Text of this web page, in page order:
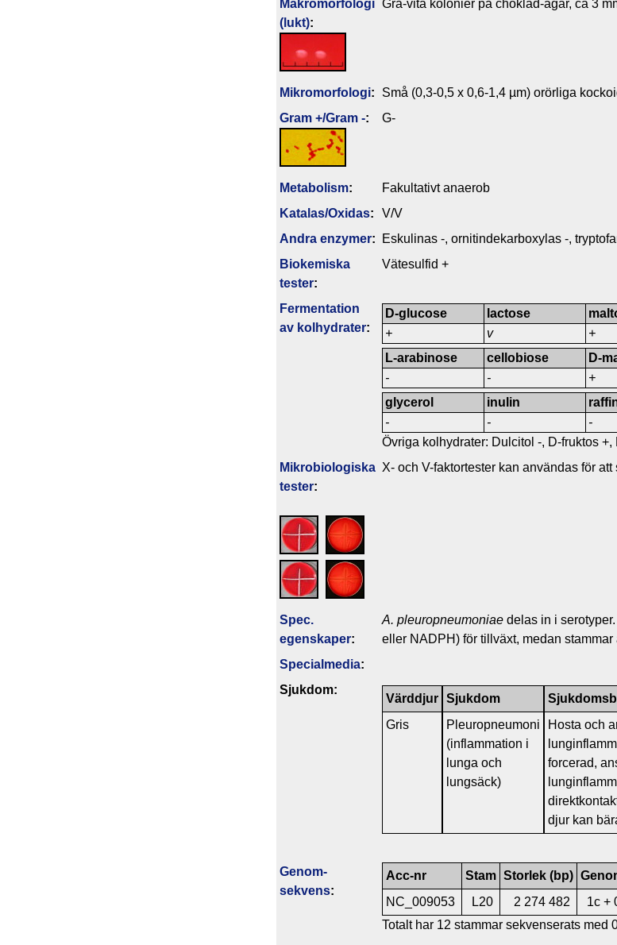
Makromorfologi
(lukt):
Grå-vita kolonier på choklad-agar, ca 3
Mikromorfologi:
Små (0,3-0,5 x 0,6-1,4 µm) orörliga
Gram +/Gram -: G-
Metabolism:
Fakultativt anaerob
Katalas/Oxidas:
V/V
Andra enzymer:
Eskulinas -, ornitindekarboxylas -,
Biokemiska
tester:
Vätesulfid +
Fermentation
av kolhydrater:
D-glucose
+
lactose
v
+
L-arabinose
-
cellobiose
-
D-
+
glycerol
-
inulin
-
-
Övriga kolhydrater: Dulcitol -, D-fruktos
Mikrobiologiska
tester:
X- och V-faktortester kan användas för
Spec.
egenskaper:
A. pleuropneumoniae delas in i
eller NADPH) för tillväxt, medan
Specialmedia:
Sjukdom:
Värddjur Sjukdom
Gris
Pleuropneumoni
(inflammation i
lunga och
lungsäck)
Hosta och
forcerad,
djur kan
Genom­
sekvens:
Acc-nr Stam Storlek (bp)
NC_009053
L20 2 274 482
1c +
Totalt har 12 stammar sekvenserats med